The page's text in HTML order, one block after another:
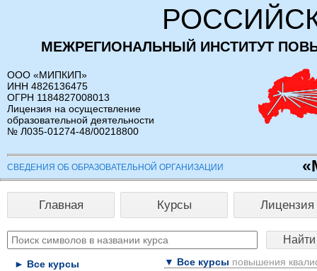
МЕЖРЕГИОНАЛЬНЫЙ ИНСТИТУТ
ООО «МИПКИП»
ИНН 4826136475
ОГРН 1184827008013
Лицензия на осуществление
образовательной деятельности
№ Л035-01274-48/00218800
СВЕДЕНИЯ ОБ ОБРАЗОВАТЕЛЬНОЙ ОРГАНИЗАЦИИ
Главная Курсы Лицензия
► Все курсы
▼ Все курсы повышения